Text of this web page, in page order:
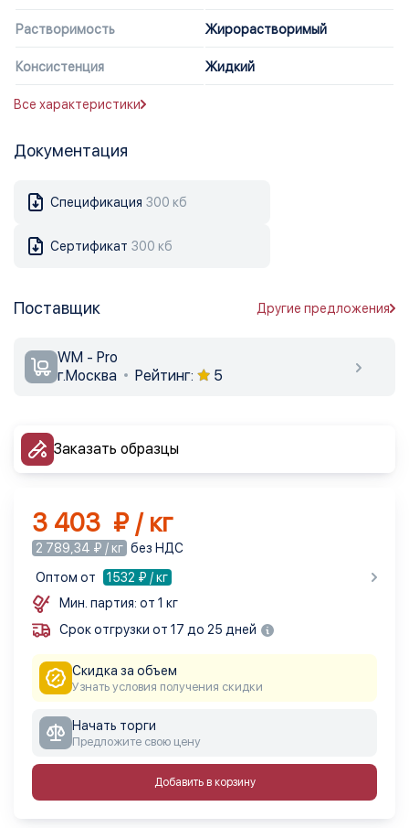
Растворимость Жирорастворимый
Консистенция Жидкий
Все характеристики
Документация
Спецификация 300 кб
Сертификат 300 кб
Поставщик Другие предложения
WM - Pro
г.Москва
Рейтинг: 5
Заказать образцы
3 403 ₽ / кг
2 789,34 ₽ / кг без НДС
Оптом от
1532 ₽ / кг
Мин. партия: от 1 кг
Срок отгрузки от 17 до 25 дней
Скидка за объем
Узнать условия получения скидки
Начать торги
Предложите свою цену
Добавить в корзину